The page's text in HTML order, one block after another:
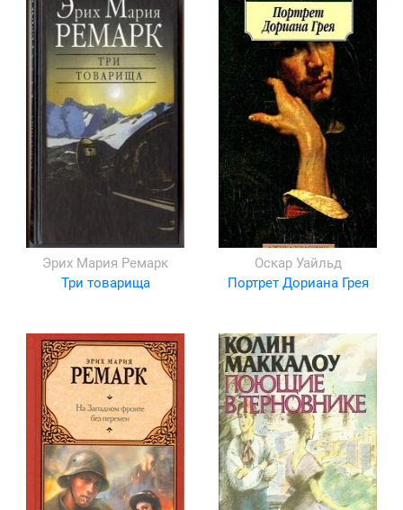
Эрих Мария Ремарк
Три товарища
Оскар Уайльд
Портрет Дориана Грея